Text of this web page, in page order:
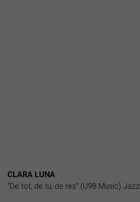
CLARA LUNA
“De tot, de tu, de res” (U98 Music) Jazz